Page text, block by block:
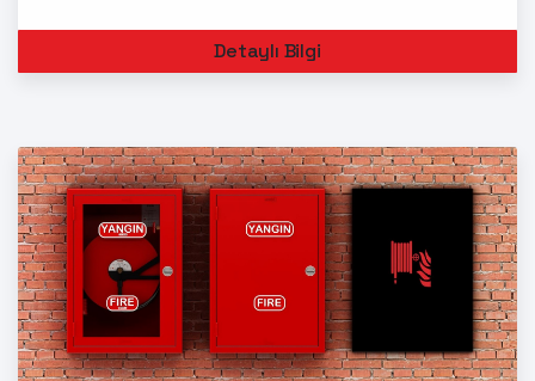
aydınlatma ve yönlendirme levhaları devreye
girer. Acil Aydınla
Detaylı Bilgi